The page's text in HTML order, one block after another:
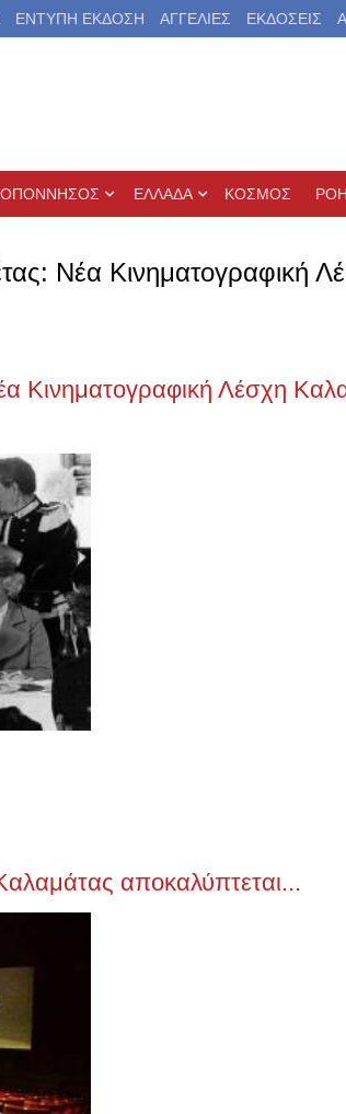
ΕΝΤΥΠΗ ΕΚΔΟΣΗ ΑΓΓΕΛΙΕΣ ΕΚΔΟΣΕΙΣ
ΕΛΛΑΔΑ ΚΟΣΜΟΣ
Νέα Κινηματογραφική
Κινηματογραφική Λέσχη
αποκαλύπτεται...